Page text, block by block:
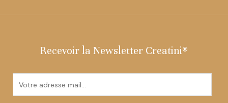
Recevoir la Newsletter Creatini®